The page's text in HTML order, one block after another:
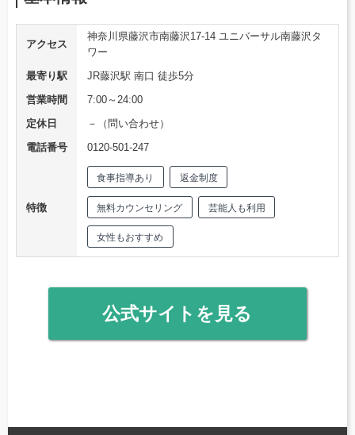
アクセス
神奈川県藤沢市南藤沢17-14 ユニバーサル南藤沢タ
ワー
最寄り駅
JR藤沢駅 南口 徒歩5分
営業時間
7:00～24:00
定休日
－（問い合わせ）
電話番号
0120-501-247
特徴
食事指導あり 返金制度
無料カウンセリング 芸能人も利用
女性もおすすめ
公式サイトを見る